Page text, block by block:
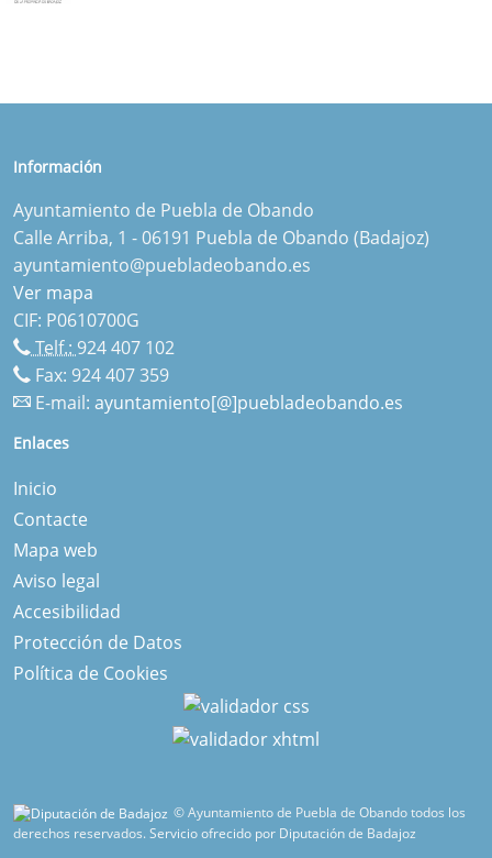
Información
Ayuntamiento de Puebla de Obando
Calle Arriba, 1 - 06191 Puebla de Obando (Badajoz)
ayuntamiento@puebladeobando.es
Ver mapa
CIF: P0610700G
Telf.:924 407 102
Fax: 924 407 359
E-mail: ayuntamiento[@]puebladeobando.es
Enlaces
Inicio
Contacte
Mapa web
Aviso legal
Accesibilidad
Protección de Datos
Política de Cookies
© Ayuntamiento de Puebla de Obando todos los
derechos reservados.Servicio ofrecido por Diputación de Badajoz